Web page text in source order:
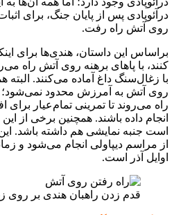
درآئوپادی پس از پایان جنگ، برای
روی آتش راه رفت.
براساس این داستان، هندی‌ها برای
کنند، با پاهای برهنه روی آتش راه
با زغال‌سنگ داغ آماده می‌کنند. البته
روی آتش به آمرزش محدود نمی‌شود؛
راه می‌روند تا تمرینی تمام‌عیار
انجام داده باشند. همچنین برخی از
است جنبه نمایشی هم داشته باشد.
از مراسم دیپاولی انجام می‌شود و
اوایل آذر است.
قدم زدن راهبان هندی بر روی